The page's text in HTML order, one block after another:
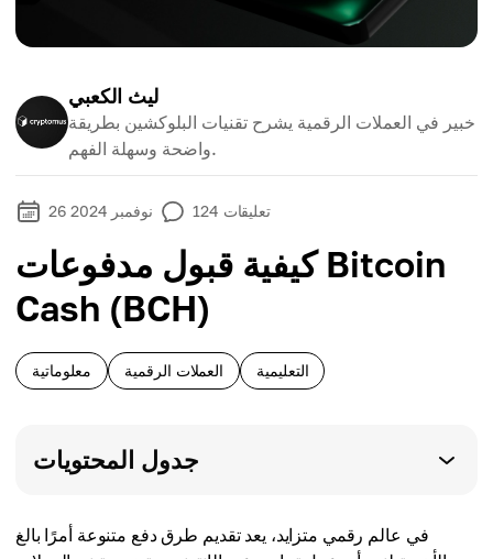
ليث الكعبي
خبير في العملات الرقمية يشرح تقنيات البلوكشين بطريقة
واضحة وسهلة الفهم.
26 نوفمبر 2024 124 تعليقات
كيفية قبول مدفوعات Bitcoin
Cash (BCH)
معلوماتية العملات الرقمية التعليمية
جدول المحتويات
في عالم رقمي متزايد، يعد تقديم طرق دفع متنوعة أمرًا بالغ